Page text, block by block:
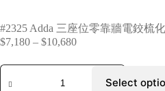
#2325 Adda 三座位零靠牆電鉸梳化
$7,180 – $10,680
Select